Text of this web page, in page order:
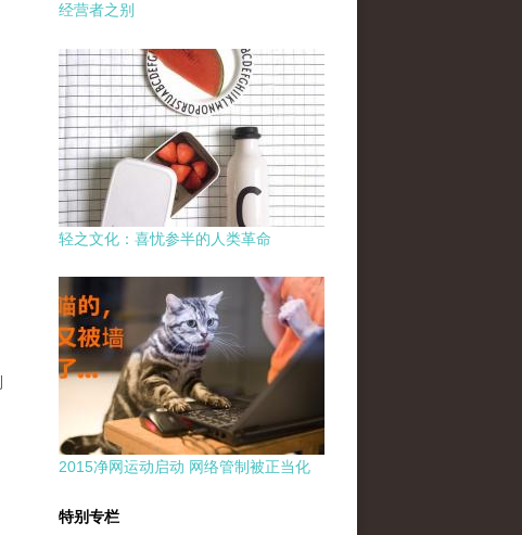
经营者之别
轻之文化：喜忧参半的人类革命
2015净网运动启动 网络管制被正当化
特别专栏